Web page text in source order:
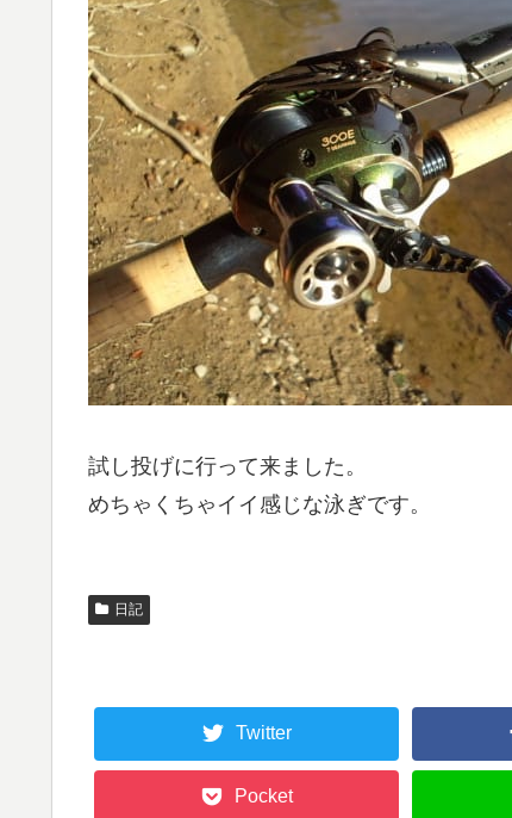
試し投げに行って来ました。
めちゃくちゃイイ感じな泳ぎです。
日記
Twitter
Pocket